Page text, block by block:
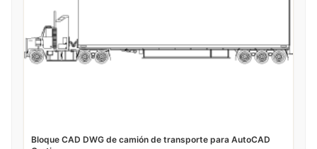
Bloque CAD DWG de camión de transporte para AutoCAD